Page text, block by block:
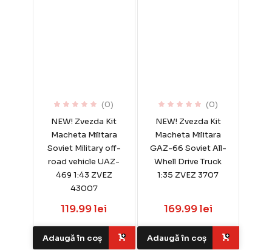
(0)
NEW! Zvezda Kit
Macheta Militara
Soviet Military off-
road vehicle UAZ-
469 1:43 ZVEZ
43007
119.99 lei
Adaugă în coș
(0)
NEW! Zvezda Kit
Macheta Militara
GAZ-66 Soviet All-
Whell Drive Truck
1:35 ZVEZ 3707
169.99 lei
Adaugă în coș